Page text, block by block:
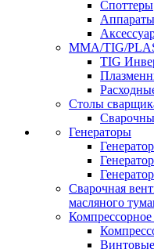
Споттеры
MMA/TIG/
TIG
Столы
Генераторы
Сварочная
масляного